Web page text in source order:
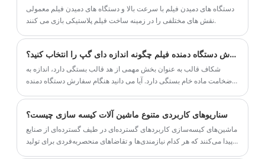
دستگاه های دمیدن فیلم با سرعت بالا و دستگاه های دمیدن فیلم معمولی
نقش های مختلفی را در زمینه ساخت فیلم پلاستیکی بازی می کنند.
آیا می دانید هنگام سفارش دستگاه دمنده فیلم چگونه اندازه دای گپ را انتخاب کنید؟
شکاف قالب به عنوان بخش مهمی از هد قالب بستگی دارد، اندازه به
ضخامت ماده خام بستگی دارد. آیا می دانید هنگام سفارش دستگاه دمنده
سناریوهای کاربردی متنوع ماشین آلات کیسه سازی چیست؟
ماشین‌های کیسه‌سازی کاربردهای گسترده‌ای در طیف گسترده‌ای از صنایع
پیدا می‌کنند که هر کدام نیازمندی‌ها و تقاضاهای منحصربه‌فردی برای تولید